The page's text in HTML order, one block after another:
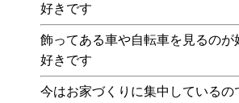
好きです
飾ってある車や自転車を見るの
好きです
今はお家づくりに集中している